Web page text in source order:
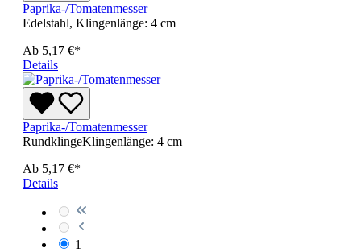
Paprika-/Tomatenmesser
Edelstahl, Klingenlänge: 4 cm
Ab 5,17 €*
Details
Paprika-/Tomatenmesser
RundklingeKlingenlänge: 4 cm
Ab 5,17 €*
Details
1